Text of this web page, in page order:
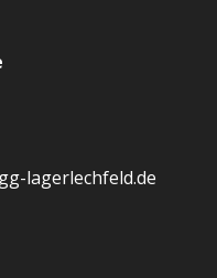
lagerlechfeld.de